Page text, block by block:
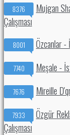
8376
Mujgan
Çalışması
8001 Özcanlar -
7740 Meşale -
7676 Mireille
7933
Özgür
Çalışması